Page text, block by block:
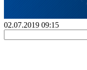
02.07.2019 09:15